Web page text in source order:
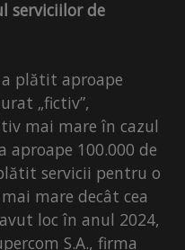
serviciilor de
plătit aproape
„fictiv”,
mai mare în cazul
aproape 100.000 de
servicii pentru o
mare decât cea
loc în anul 2024,
S.A., firma